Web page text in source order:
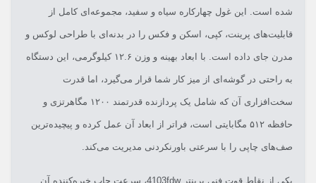
شده است. این غول چهارکاره سیاه و سفید، مجموعه‌ای کامل از
قابلیت‌های پرینت، کپی، اسکن و فکس را در بدنه‌ای با طراحی لوکس و
مدرن جای داده است. با ابعاد بهینه و وزن ۱۲.۶ کیلوگرمی، این دستگاه
به راحتی در گوشه‌ای از میز کار شما قرار می‌گیرد، اما قدرت
سخت‌افزاری آن که شامل یک پردازنده قدرتمند ۱۲۰۰ مگاهرتزی و
حافظه ۵۱۲ مگابایتی است، فراتر از ابعاد آن عمل کرده و پیچیده‌ترین
صف‌های چاپی را با سرعتی باورنکردنی مدیریت می‌کند.
یکی از نقاط قوت فنی پرینتر 4103fdw، سرعت چاپ خیره‌کننده آن